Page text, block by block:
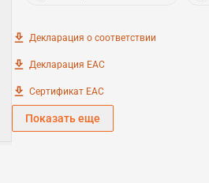
Декларация о соответствии
Декларация ЕАС
Сертификат EAC
Показать еще